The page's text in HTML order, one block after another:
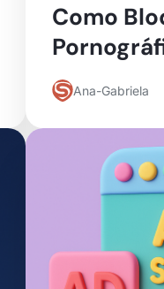
Como
Ana-Gabriela